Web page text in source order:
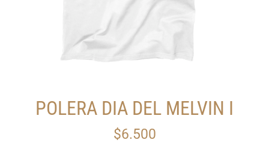
POLERA DIA DEL MELVIN I
$6.500